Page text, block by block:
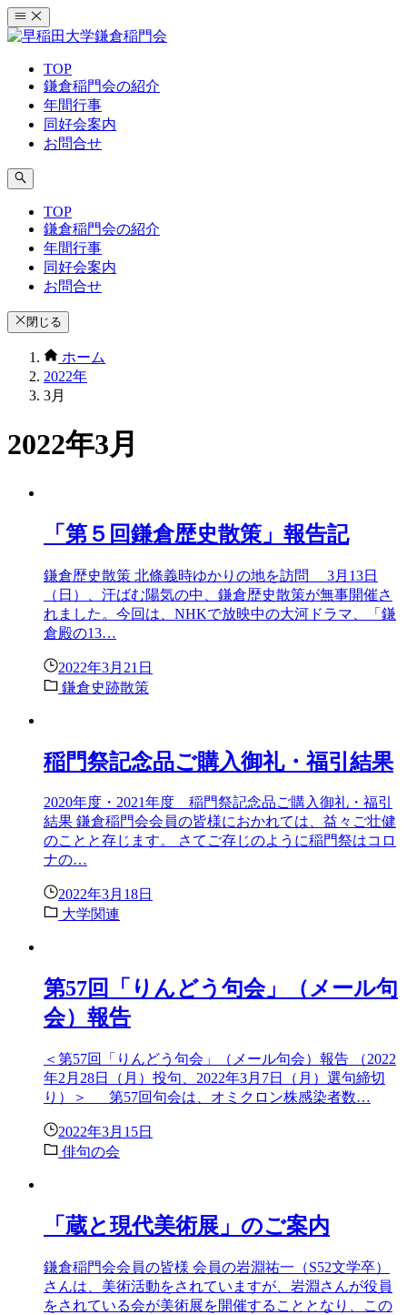
コ
ン
ッ
プ
TOP
鎌倉稲門会の紹介
年間行事
同好会案内
お問合せ
TOP
鎌倉稲門会の紹介
年間行事
同好会案内
お問合せ
閉じる
ホーム
2022年
3月
2022年3月
「第５回鎌倉歴史散策」報告記
鎌倉歴史散策 北條義時ゆかりの地を訪問 3月13日
（日）、汗ばむ陽気の中、鎌倉歴史散策が無事開催さ
れました。今回は、NHKで放映中の大河ドラマ、「鎌
倉殿の13…
2022年3月21日
鎌倉史跡散策
稲門祭記念品ご購入御礼・福引結果
2020年度・2021年度 稲門祭記念品ご購入御礼・福引
結果 鎌倉稲門会会員の皆様におかれては、益々ご壮健
のことと存じます。 さてご存じのように稲門祭はコロ
ナの…
2022年3月18日
大学関連
第57回「りんどう句会」（メール句
会）報告
＜第57回「りんどう句会」（メール句会）報告 （2022
年2月28日（月）投句、2022年3月7日（月）選句締切
り）＞ 第57回句会は、オミクロン株感染者数…
2022年3月15日
俳句の会
「蔵と現代美術展」のご案内
鎌倉稲門会会員の皆様 会員の岩淵祐一（S52文学卒）
さんは、美術活動をされていますが、岩淵さんが役員
をされている会が美術展を開催することとなり、この